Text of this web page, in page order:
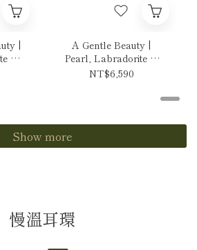
|
&
A Gentle Beauty |
Pearl, Labradorite &
Andes Opal Necklace
NT$6,590
Show more
慢溫耳環